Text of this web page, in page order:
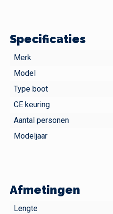
Specificaties
Merk
Model
Type boot
CE keuring
Aantal personen
Modeljaar
Afmetingen
Lengte